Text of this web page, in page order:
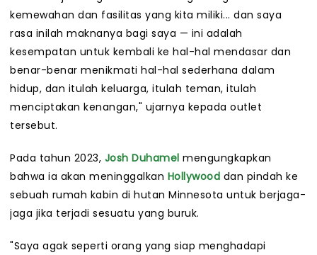
kemewahan dan fasilitas yang kita miliki... dan saya
rasa inilah maknanya bagi saya — ini adalah
kesempatan untuk kembali ke hal-hal mendasar dan
benar-benar menikmati hal-hal sederhana dalam
hidup, dan itulah keluarga, itulah teman, itulah
menciptakan kenangan," ujarnya kepada outlet
tersebut.
Pada tahun 2023, Josh Duhamel mengungkapkan
bahwa ia akan meninggalkan Hollywood dan pindah ke
sebuah rumah kabin di hutan Minnesota untuk berjaga-
jaga jika terjadi sesuatu yang buruk.
"Saya agak seperti orang yang siap menghadapi